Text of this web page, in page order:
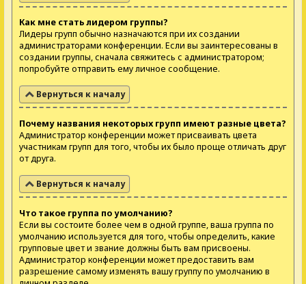
Как мне стать лидером группы?
Лидеры групп обычно назначаются при их создании
администраторами конференции. Если вы заинтересованы в
создании группы, сначала свяжитесь с администратором;
попробуйте отправить ему личное сообщение.
Вернуться к началу
Почему названия некоторых групп имеют разные цвета?
Администратор конференции может присваивать цвета
участникам групп для того, чтобы их было проще отличать друг
от друга.
Вернуться к началу
Что такое группа по умолчанию?
Если вы состоите более чем в одной группе, ваша группа по
умолчанию используется для того, чтобы определить, какие
групповые цвет и звание должны быть вам присвоены.
Администратор конференции может предоставить вам
разрешение самому изменять вашу группу по умолчанию в